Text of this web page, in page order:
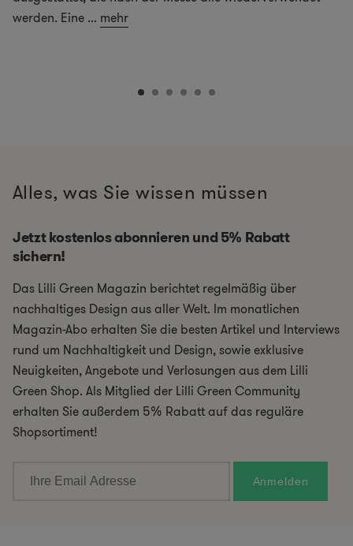
werden. Eine ... mehr
Alles, was Sie wissen müssen
Jetzt kostenlos abonnieren und 5% Rabatt
sichern!
Das Lilli Green Magazin berichtet regelmäßig über
nachhaltiges Design aus aller Welt. Im monatlichen
Magazin-Abo erhalten Sie die besten Artikel und Interviews
rund um Nachhaltigkeit und Design, sowie exklusive
Neuigkeiten, Angebote und Verlosungen aus dem Lilli
Green Shop. Als Mitglied der Lilli Green Community
erhalten Sie außerdem 5% Rabatt auf das reguläre
Shopsortiment!